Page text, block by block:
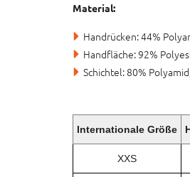
Material:
Handrücken: 44%
Handfläche: 92%
Schichtel: 80%
Internationale Größe
XXS